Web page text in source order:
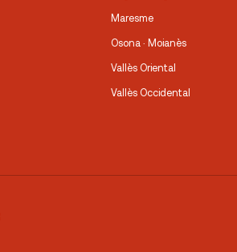
Maresme
Osona · Moianès
Vallès Oriental
Vallès Occidental